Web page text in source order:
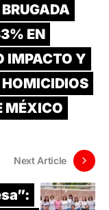
EN
IMPACTO Y
MÉXICO
Next Article